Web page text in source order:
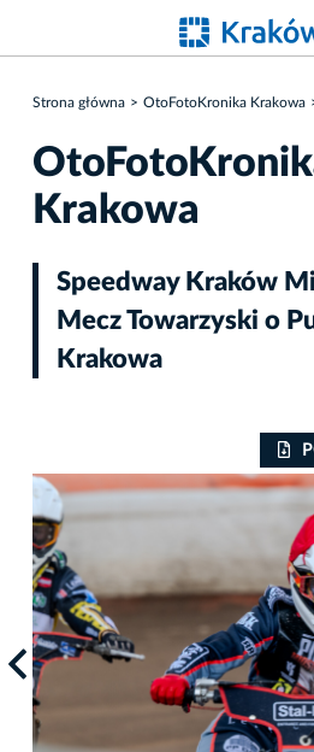
Strona główna OtoFotoKronika Krakowa
Krakowa
Speedway Kraków
Mecz Towarzyski o
Krakowa